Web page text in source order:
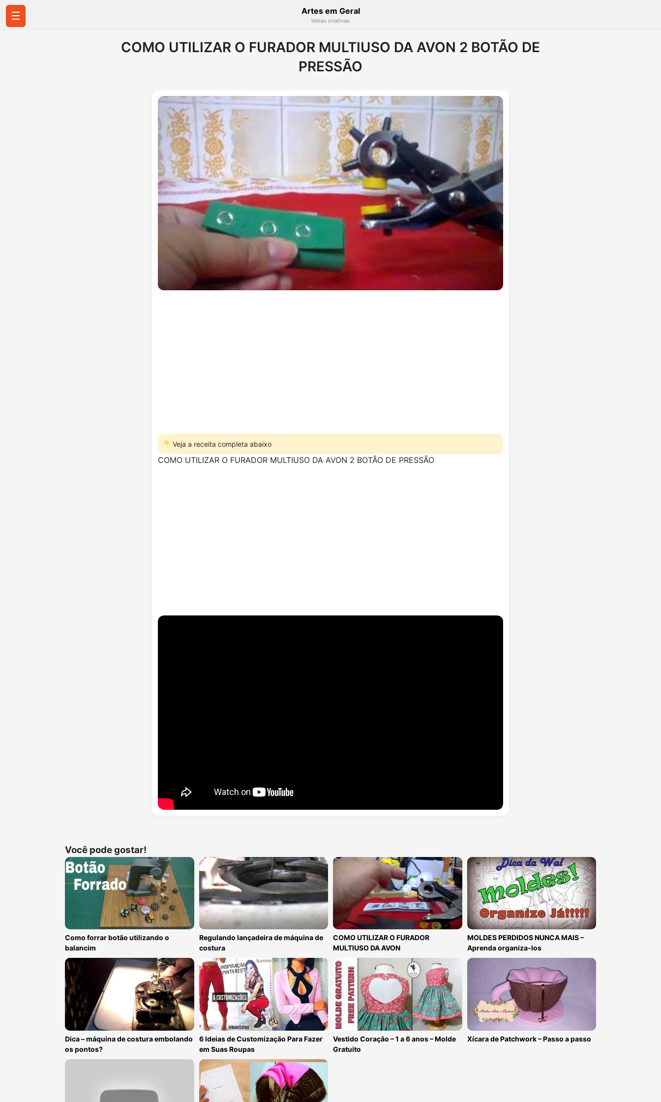
☰ Artes em Geral
Ideias criativas
COMO UTILIZAR O FURADOR MULTIUSO DA AVON 2 BOTÃO DE
PRESSÃO
Veja a receita completa abaixo
COMO UTILIZAR O FURADOR MULTIUSO DA AVON 2 BOTÃO DE PRESSÃO
Você pode gostar!
Como forrar botão utilizando o
balancim
Regulando lançadeira de máquina de
costura
COMO UTILIZAR O FURADOR
MULTIUSO DA AVON
MOLDES PERDIDOS NUNCA MAIS –
Aprenda organiza-los
Dica – máquina de costura embolando
os pontos?
6 Ideias de Customização Para Fazer
em Suas Roupas
Vestido Coração – 1 a 6 anos – Molde
Gratuito
Xícara de Patchwork – Passo a passo